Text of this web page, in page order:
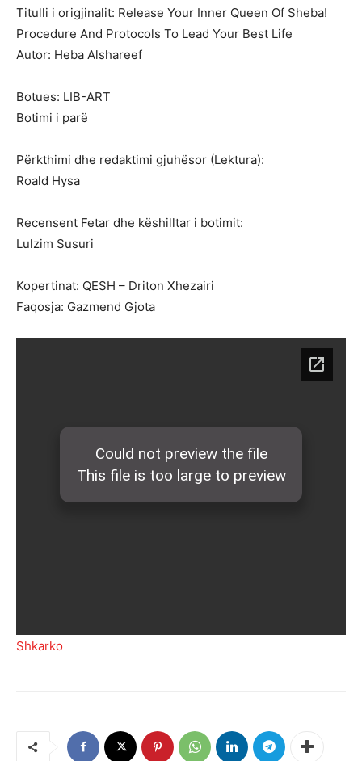
Titulli i origjinalit: Release Your Inner Queen Of Sheba!
Procedure And Protocols To Lead Your Best Life
Autor: Heba Alshareef
Botues: LIB-ART
Botimi i parë
Përkthimi dhe redaktimi gjuhësor (Lektura):
Roald Hysa
Recensent Fetar dhe këshilltar i botimit:
Lulzim Susuri
Kopertinat: QESH – Driton Xhezairi
Faqosja: Gazmend Gjota
Shkarko